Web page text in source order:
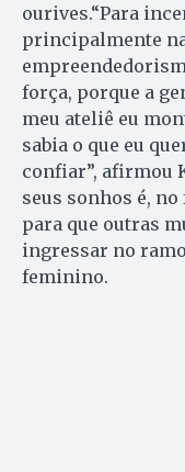
ourives.“Para
principalmente
força, porque a
meu ateliê eu
sabia o que eu
confiar”, afirmou
seus sonhos é,
para que outras
ingressar no
feminino.